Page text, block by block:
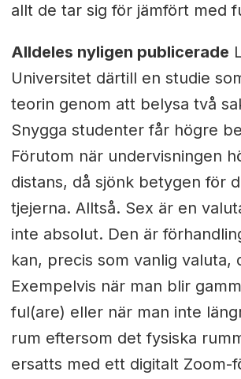
allt de tar sig för jämfört med
Alldeles nyligen publicerade
Universitet därtill en studie
teorin genom att belysa två
Snygga studenter får högre
Förutom när undervisningen
distans, då sjönk betygen för
tjejerna. Alltså. Sex är en
inte absolut. Den är
kan, precis som vanlig valuta,
Exempelvis när man blir
ful(are) eller när man inte
rum eftersom det fysiska
ersatts med ett digitalt Zoom-